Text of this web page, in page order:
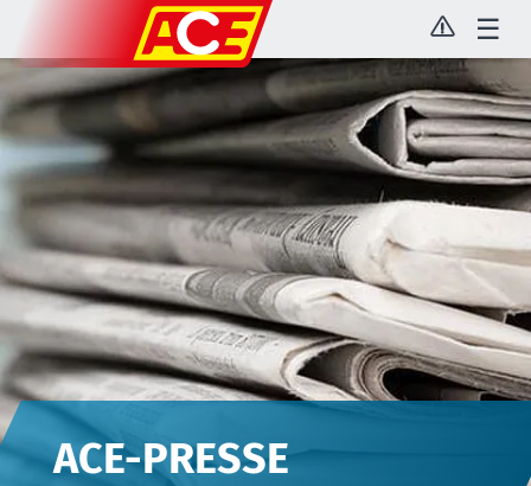
☰
ACE-PRESSE